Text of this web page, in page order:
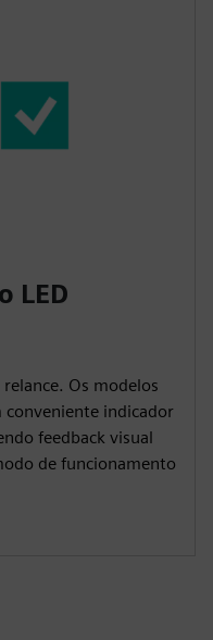
LED
Os modelos
conveniente indicador
feedback visual
de funcionamento